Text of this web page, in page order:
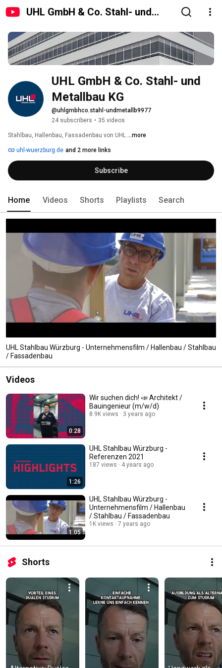
UHL GmbH & Co. Stahl- und
UHL GmbH & Co. Stahl- und
Metallbau KG
@uhlgmbhco.stahl-undmetallb9977
24 subscribers • 35 videos
Stahlbau, Hallenbau, Fassadenbau von UHL ...more
uhl-wuerzburg.de and 2 more links
Subscribe
Home Videos Shorts Playlists Search
UHL Stahlbau Würzburg - Unternehmensfilm / Hallenbau / Stahlbau
/ Fassadenbau
Videos
0:28
Wir suchen dich! 📣 Architekt /
Bauingenieur (m/w/d)
8.9K views 3 years ago
1:26
UHL Stahlbau Würzburg -
Referenzen 2021
187 views 4 years ago
1:05
UHL Stahlbau Würzburg -
Unternehmensfilm / Hallenbau
/ Stahlbau / Fassadenbau
1K views 7 years ago
Shorts